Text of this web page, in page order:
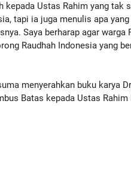
kepada Ustas Rahim yang tak
tapi ia juga menulis apa
Saya berharap agar
Raudhah Indonesia yang
menyerahkan buku karya
Batas kepada Ustas Rahim